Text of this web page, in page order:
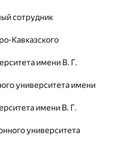
сотрудник
­Кавказского
имени В. Г.
университета имени
имени В. Г.
университета